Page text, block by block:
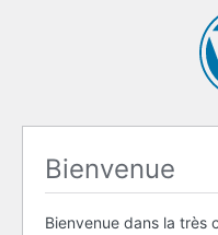
Bienvenue
Bienvenue dans la très